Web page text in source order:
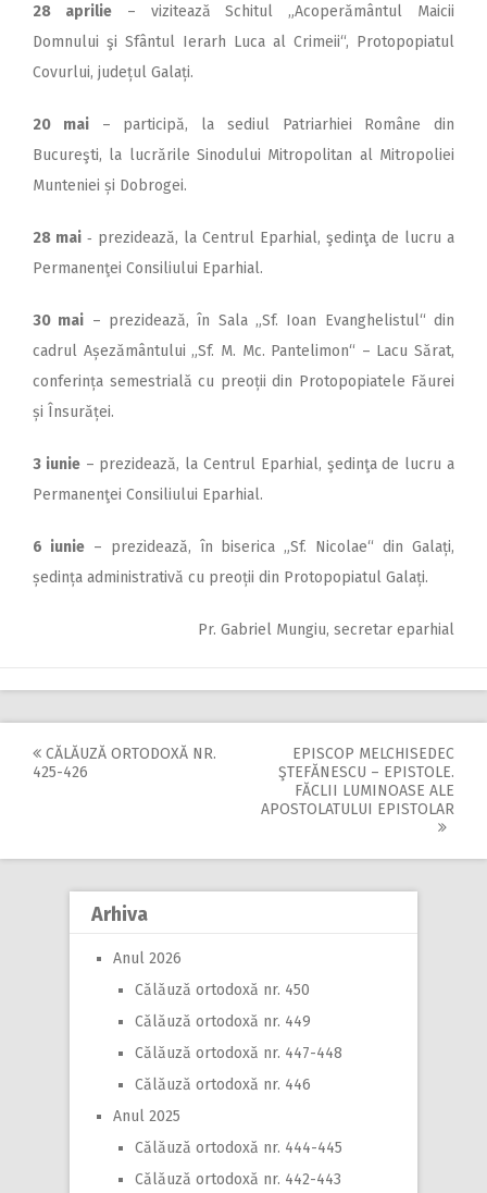
28 aprilie– vizitează Schitul „Acoperământul Maicii
Domnului şi Sfântul Ierarh Luca al Crimeii“, Protopopiatul
Covurlui, județul Galați.
20 mai– participă, la sediul Patriarhiei Române din
Bucureşti, la lucrările Sinodului Mitropolitan al Mitropoliei
Munteniei și Dobrogei.
28 mai ‑ prezidează, la Centrul Eparhial, şedinţa de lucru a
Permanenţei Consiliului Epar­hial.
30 mai – prezidează, în Sala „Sf. Ioan Evanghelistul“ din
cadrul Așezământului „Sf. M. Mc. Pantelimon“ – Lacu Sărat,
conferința semestrială cu preoții din Protopopiatele Făurei
și Însurăței.
3 iunie– prezidează, la Centrul Eparhial, şedinţa de lucru a
Permanenţei Consiliului Epar­hial.
6 iunie– prezidează, în biserica „Sf. Nicolae“ din Galați,
ședința administrativă cu preoții din Protopopiatul Galați.
Pr. Gabriel Mungiu, secretar eparhial
Post
CĂLĂUZĂ ORTODOXĂ NR.
425-426
EPISCOP MELCHISEDEC
ŞTEFĂNESCU – EPISTOLE.
FĂCLII LUMINOASE ALE
APOSTOLATULUI EPISTOLAR
Arhiva
Anul 2026
Călăuză ortodoxă nr. 450
Călăuză ortodoxă nr. 449
Călăuză ortodoxă nr. 447-448
Călăuză ortodoxă nr. 446
Anul 2025
Călăuză ortodoxă nr. 444-445
Călăuză ortodoxă nr. 442-443